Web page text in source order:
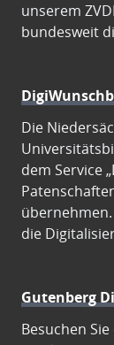
unserem
bundesweit
Die
dem Service
die
Gutenberg
Besuchen